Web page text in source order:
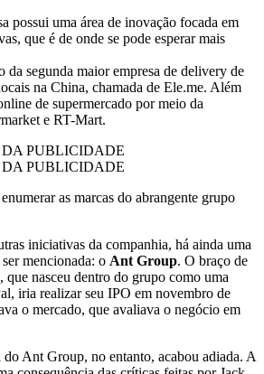
possui uma área de inovação focada em
que é de onde se pode esperar mais
da segunda maior empresa de delivery de
na China, chamada de Ele.me. Além
de supermercado por meio da
e RT-Mart.
PUBLICIDADE
PUBLICIDADE
as marcas do abrangente grupo
iniciativas da companhia, há ainda uma
mencionada: o Ant Group. O braço de
que nasceu dentro do grupo como uma
iria realizar seu IPO em novembro de
o mercado, que avaliava o negócio em
Ant Group, no entanto, acabou adiada. A